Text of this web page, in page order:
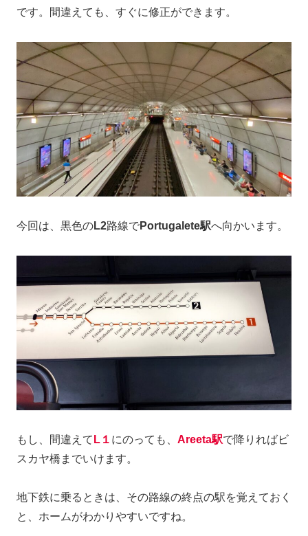
です。間違えても、すぐに修正ができます。
今回は、黒色のL2路線でPortugalete駅へ向かいます。
もし、間違えて L１ にのっても、 Areeta駅で降りればビ
スカヤ橋までいけます。
地下鉄に乗るときは、その路線の終点の駅を覚えておく
と、ホームがわかりやすいですね。